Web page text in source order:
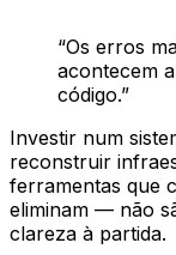
“Os erros
acontecem
código.”
Investir num
reconstruir
ferramentas que
eliminam — não
clareza à partida.